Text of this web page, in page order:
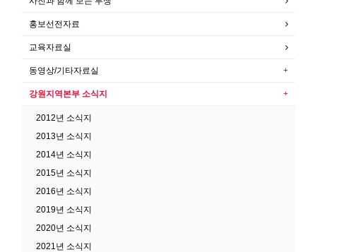
홍보선전자료
교육자료실
동영상/기타자료실
강원지역본부 소식지
2012년 소식지
2013년 소식지
2014년 소식지
2015년 소식지
2016년 소식지
2019년 소식지
2020년 소식지
2021년 소식지